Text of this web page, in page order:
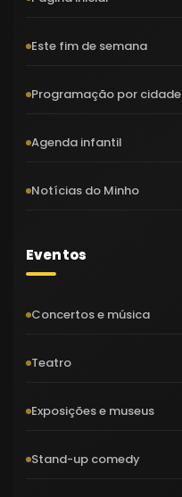
Este fim de semana
Programação por cidade
Agenda infantil
Notícias do Minho
Eventos
Concertos e música
Teatro
Exposições e museus
Stand-up comedy